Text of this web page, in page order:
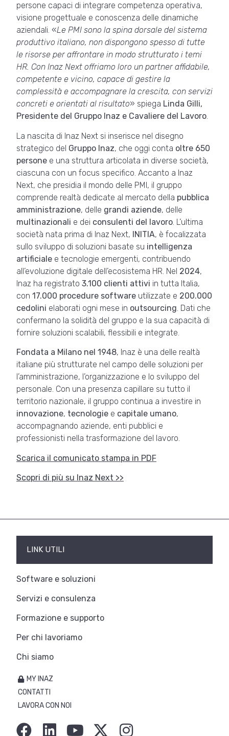
persone capaci di integrare competenza operativa,
visione progettuale e conoscenza delle dinamiche
aziendali. «Le PMI sono la spina dorsale del sistema
produttivo italiano, non dispongono spesso di tutte
le risorse per affrontare in modo strutturato i temi
HR. Con Inaz Next offriamo loro un partner affidabile,
competente e vicino, capace di gestire la
complessità e accompagnare la crescita, con servizi
concreti e orientati al risultato» spiega Linda Gilli,
Presidente del Gruppo Inaz e Cavaliere del Lavoro.
La nascita di Inaz Next si inserisce nel disegno
strategico del Gruppo Inaz, che oggi conta oltre 650
persone e una struttura articolata in diverse società,
ciascuna con un focus specifico. Accanto a Inaz
Next, che presidia il mondo delle PMI, il gruppo
comprende realtà dedicate al mercato della pubblica
amministrazione, delle grandi aziende, delle
multinazionali e dei consulenti del lavoro . L’ultima
società nata prima di Inaz Next, INITIA, è focalizzata
sullo sviluppo di soluzioni basate su intelligenza
artificiale e tecnologie emergenti, contribuendo
all’evoluzione digitale dell’ecosistema HR. Nel 2024,
Inaz ha registrato 3.100 clienti attivi in tutta Italia,
con 17.000 procedure software utilizzate e 200.000
cedolini elaborati ogni mese in outsourcing . Dati che
confermano la solidità del gruppo e la sua capacità di
fornire soluzioni scalabili, flessibili e integrate.
Fondata a Milano nel 1948, Inaz è una delle realtà
italiane più strutturate nel campo delle soluzioni per
l’amministrazione, l’organizzazione e lo sviluppo del
personale. Con una presenza capillare su tutto il
territorio nazionale, il gruppo continua a investire in
innovazione, tecnologie e capitale umano,
accompagnando aziende, enti pubblici e
professionisti nella trasformazione del lavoro.
Scarica il comunicato stampa in PDF
Scopri di più su Inaz Next >>
LINK UTILI
Software e soluzioni
Servizi e consulenza
Formazione e supporto
Per chi lavoriamo
Chi siamo
MY INAZ
CONTATTI
LAVORA CON NOI